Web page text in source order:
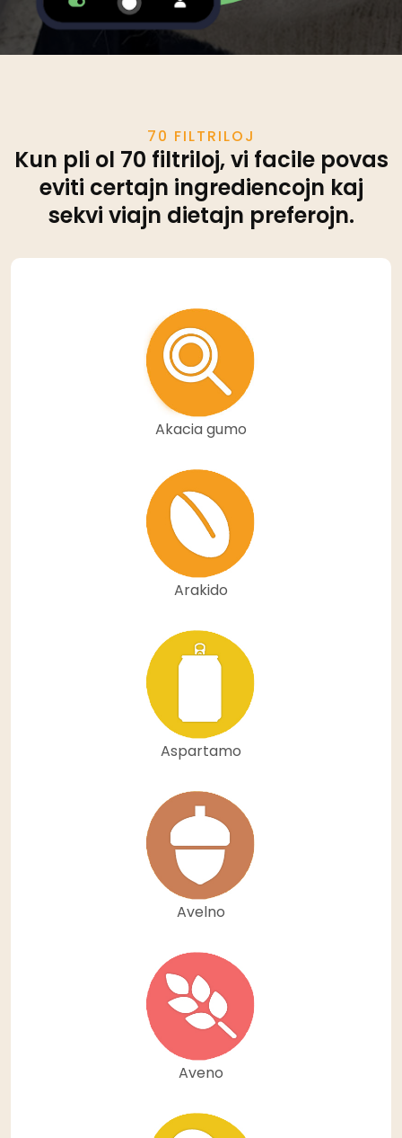
70 FILTRILOJ
Kun pli ol 70 filtriloj, vi facile povas
eviti certajn ingrediencojn kaj
sekvi viajn dietajn preferojn.
Akacia gumo
Arakido
Aspartamo
Avelno
Aveno